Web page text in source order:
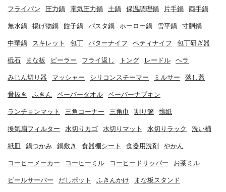
フライパン 圧力鍋 電気圧力鍋 土鍋 保温調理鍋 片手鍋 両手鍋
無水鍋 揚げ物鍋 餃子鍋 パスタ鍋 ホーロー鍋 雪平鍋 寸胴鍋
中華鍋 スキレット 包丁 バターナイフ ペティナイフ 包丁研ぎ器
砥石 まな板 ピーラー フライ返し トング レードル ヘラ
みじん切り器 マッシャー シリコンスチーマー ミルサー 落し蓋
骨抜き ふきん ペーパータオル ペーパーナプキン
ランチョンマット 三角コーナー 三角巾 割り箸 懐紙
換気扇フィルター 水切りカゴ 水切りマット 水切りラック 洗い桶
紙皿 鍋つかみ 鍋敷き 食器棚シート 食器用洗剤 やかん
コーヒーメーカー コーヒーミル コーヒードリッパー お茶ミル
ビールサーバー だしポット ふきんかけ まな板スタンド